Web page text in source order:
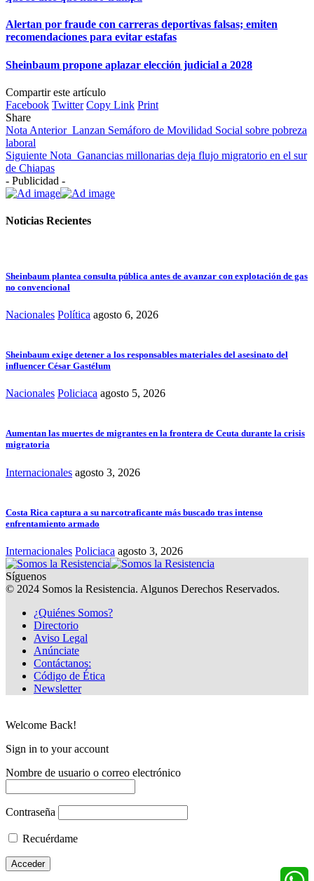
Alertan por fraude con carreras deportivas falsas; emiten
recomendaciones para evitar estafas
Sheinbaum propone aplazar elección judicial a 2028
Compartir este artículo
Facebook Twitter Copy Link Print
Share
Nota Anterior Lanzan Semáforo de Movilidad Social sobre pobreza
laboral
Siguiente Nota Ganancias millonarias deja flujo migratorio en el sur
de Chiapas
- Publicidad -
Noticias Recientes
Sheinbaum plantea consulta pública antes de avanzar con explotación de gas
no convencional
Nacionales Política agosto 6, 2026
Sheinbaum exige detener a los responsables materiales del asesinato del
influencer César Gastélum
Nacionales Policiaca agosto 5, 2026
Aumentan las muertes de migrantes en la frontera de Ceuta durante la crisis
migratoria
Internacionales agosto 3, 2026
Costa Rica captura a su narcotraficante más buscado tras intenso
enfrentamiento armado
Internacionales Policiaca agosto 3, 2026
Síguenos
© 2024 Somos la Resistencia. Algunos Derechos Reservados.
¿Quiénes Somos?
Directorio
Aviso Legal
Anúnciate
Contáctanos:
Código de Ética
Newsletter
Welcome Back!
Sign in to your account
Nombre de usuario o correo electrónico
Contraseña
Recuérdame